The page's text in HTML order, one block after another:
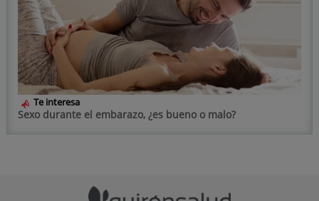
Te interesa
Sexo durante el embarazo, ¿es bueno o malo?